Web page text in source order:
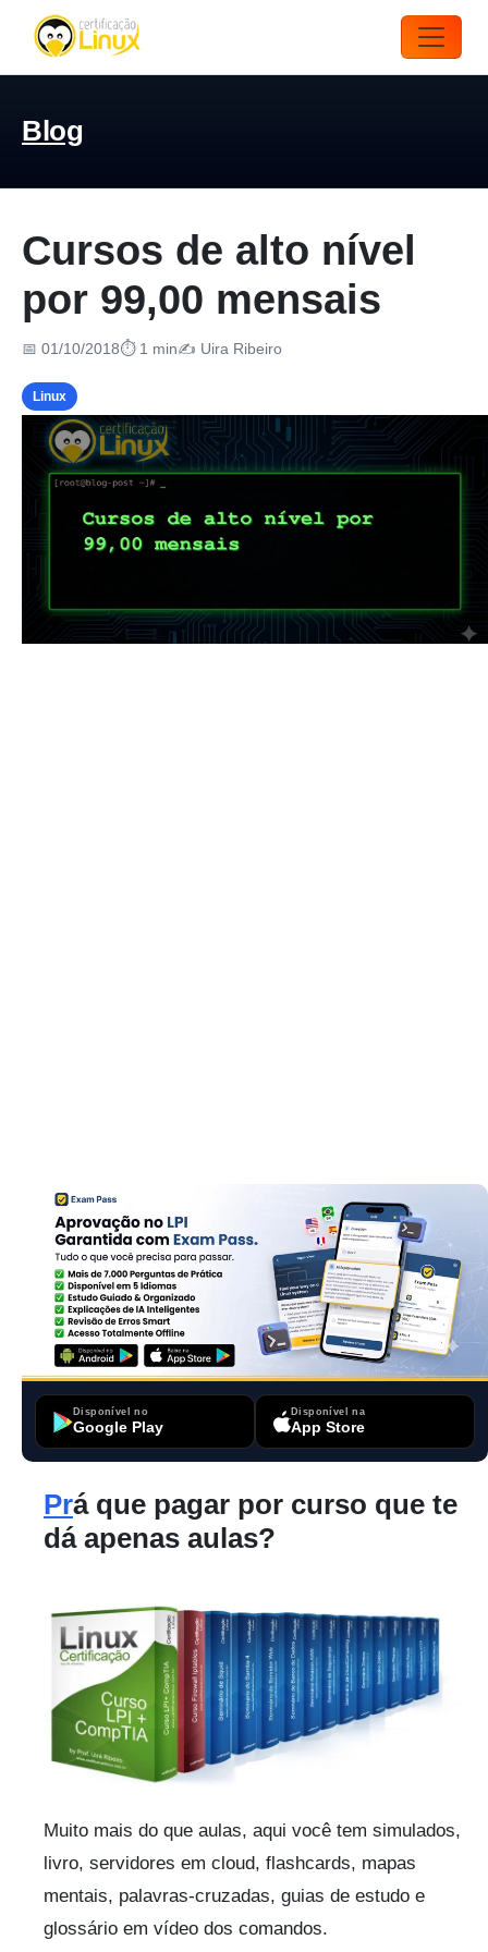
Blog
Cursos de alto nível
por 99,00 mensais
📅 01/10/2018⏱ 1 min✍️ Uira Ribeiro
Linux
Disponível no
Google Play
Disponível na
App Store
Prá que pagar por curso que te
dá apenas aulas?
Muito mais do que aulas, aqui você tem simulados,
livro, servidores em cloud, flashcards, mapas
mentais, palavras-cruzadas, guias de estudo e
glossário em vídeo dos comandos.